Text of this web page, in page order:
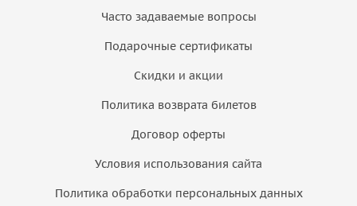
Часто задаваемые вопросы
Подарочные сертификаты
Скидки и акции
Политика возврата билетов
Договор оферты
Условия использования сайта
Политика обработки персональных данных